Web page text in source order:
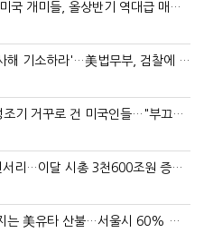
국 개미들, 올상반기 역대급 매…
해 기소하라'…美법무부, 검찰에 …
기 거꾸로 건 미국인들…"부끄…
서리…이달 시총 3천600조원 증…
美유타 산불…서울시 60% 면…